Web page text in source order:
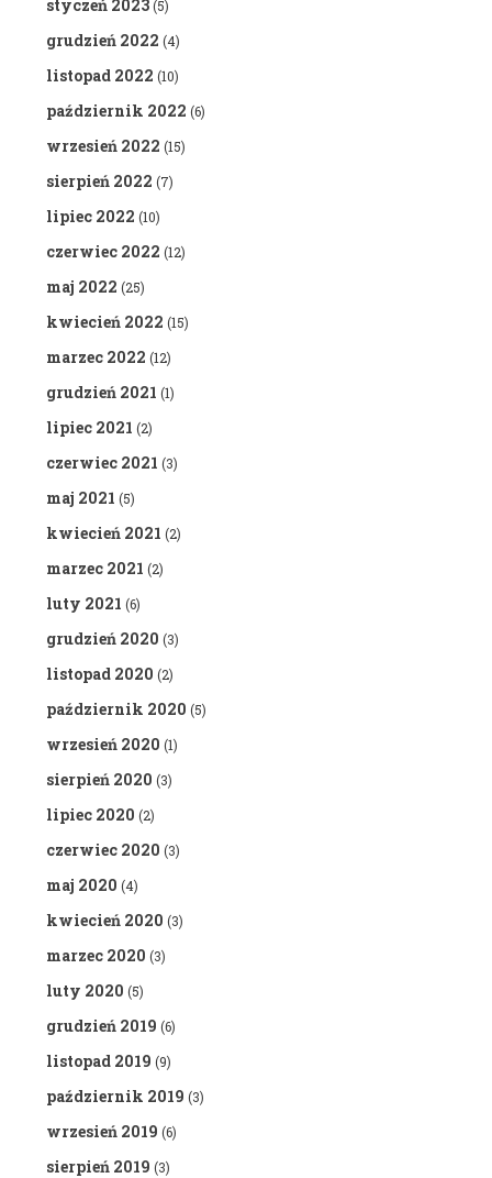
styczeń 2023(5)
grudzień 2022 (4)
listopad 2022 (10)
październik 2022 (6)
wrzesień 2022 (15)
sierpień 2022 (7)
lipiec 2022 (10)
czerwiec 2022 (12)
maj 2022 (25)
kwiecień 2022 (15)
marzec 2022 (12)
grudzień 2021 (1)
lipiec 2021 (2)
czerwiec 2021 (3)
maj 2021 (5)
kwiecień 2021 (2)
marzec 2021 (2)
luty 2021 (6)
grudzień 2020 (3)
listopad 2020 (2)
październik 2020 (5)
wrzesień 2020 (1)
sierpień 2020 (3)
lipiec 2020 (2)
czerwiec 2020 (3)
maj 2020 (4)
kwiecień 2020 (3)
marzec 2020 (3)
luty 2020 (5)
grudzień 2019 (6)
listopad 2019 (9)
październik 2019 (3)
wrzesień 2019 (6)
sierpień 2019 (3)